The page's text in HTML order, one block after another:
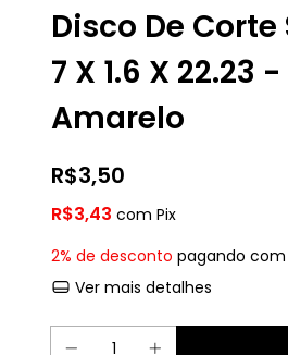
Disco De
7 X 1.6 X 22.23
Amarelo
R$3,50
R$3,43 com Pix
2% de desconto pagando com
Ver mais detalhes